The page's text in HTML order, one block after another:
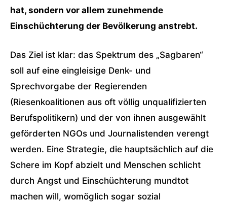
hat, sondern vor allem zunehmende
Einschüchterung der Bevölkerung anstrebt.
Das Ziel ist klar: das Spektrum des „Sagbaren“
soll auf eine eingleisige Denk- und
Sprechvorgabe der Regierenden
(Riesenkoalitionen aus oft völlig unqualifizierten
Berufspolitikern) und der von ihnen ausgewählt
geförderten NGOs und Journalistenden verengt
werden. Eine Strategie, die hauptsächlich auf die
Schere im Kopf abzielt und Menschen schlicht
durch Angst und Einschüchterung mundtot
machen will, womöglich sogar sozial